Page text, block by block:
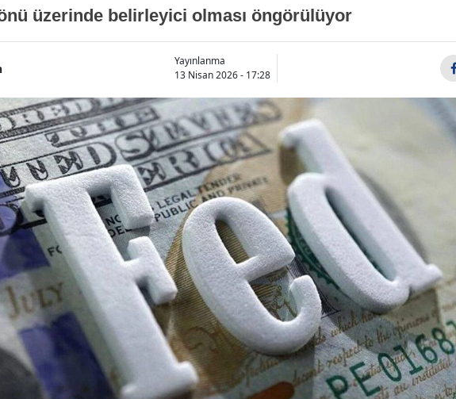
üzerinde belirleyici olması öngörülüyor
Yayınlanma
13 Nisan 2026 - 17:28